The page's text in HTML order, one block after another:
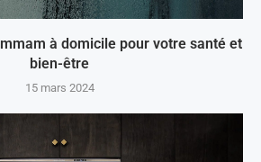
à domicile pour votre santé et
bien-être
15 mars 2024